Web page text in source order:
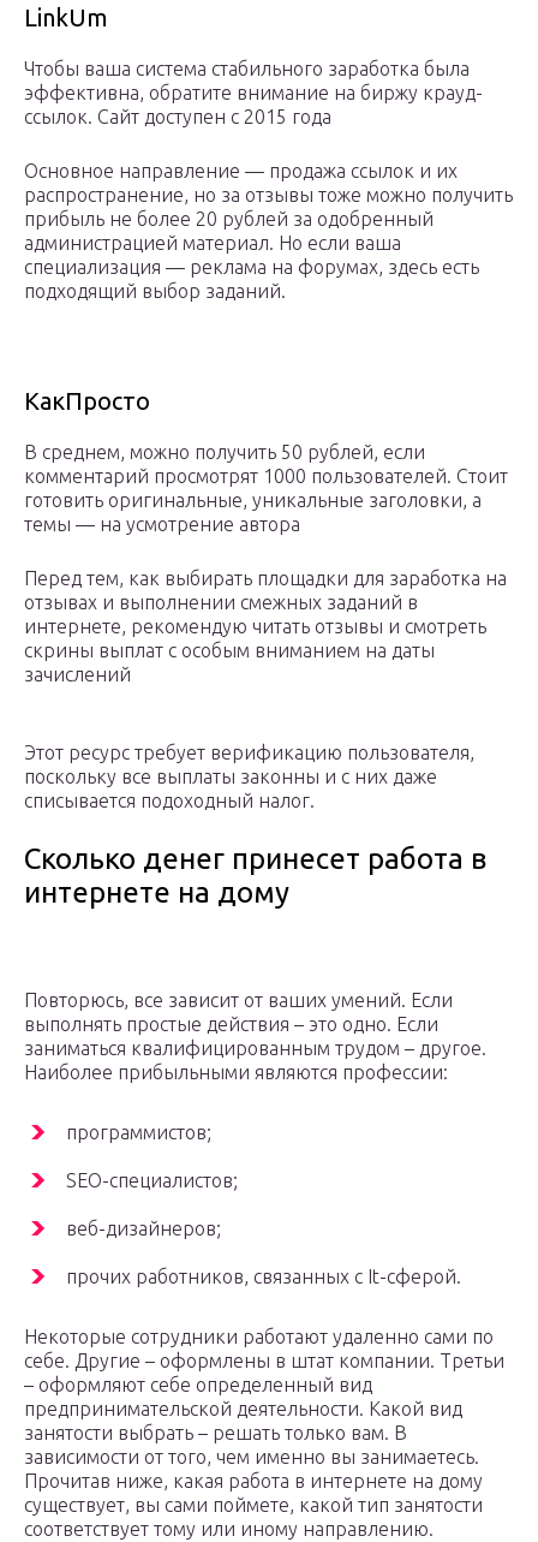
LinkUm
Чтобы ваша система стабильного заработка была
эффективна, обратите внимание на биржу крауд-
ссылок. Сайт доступен с 2015 года
Основное направление — продажа ссылок и их
распространение, но за отзывы тоже можно получить
прибыль не более 20 рублей за одобренный
администрацией материал. Но если ваша
специализация — реклама на форумах, здесь есть
подходящий выбор заданий.
КакПросто
В среднем, можно получить 50 рублей, если
комментарий просмотрят 1000 пользователей. Стоит
готовить оригинальные, уникальные заголовки, а
темы — на усмотрение автора
Перед тем, как выбирать площадки для заработка на
отзывах и выполнении смежных заданий в
интернете, рекомендую читать отзывы и смотреть
скрины выплат с особым вниманием на даты
зачислений
Этот ресурс требует верификацию пользователя,
поскольку все выплаты законны и с них даже
списывается подоходный налог.
Сколько денег принесет работа в
интернете на дому
Повторюсь, все зависит от ваших умений. Если
выполнять простые действия – это одно. Если
заниматься квалифицированным трудом – другое.
Наиболее прибыльными являются профессии:
программистов;
SEO-специалистов;
веб-дизайнеров;
прочих работников, связанных с It-сферой.
Некоторые сотрудники работают удаленно сами по
себе. Другие – оформлены в штат компании. Третьи
– оформляют себе определенный вид
предпринимательской деятельности. Какой вид
занятости выбрать – решать только вам. В
зависимости от того, чем именно вы занимаетесь.
Прочитав ниже, какая работа в интернете на дому
существует, вы сами поймете, какой тип занятости
соответствует тому или иному направлению.